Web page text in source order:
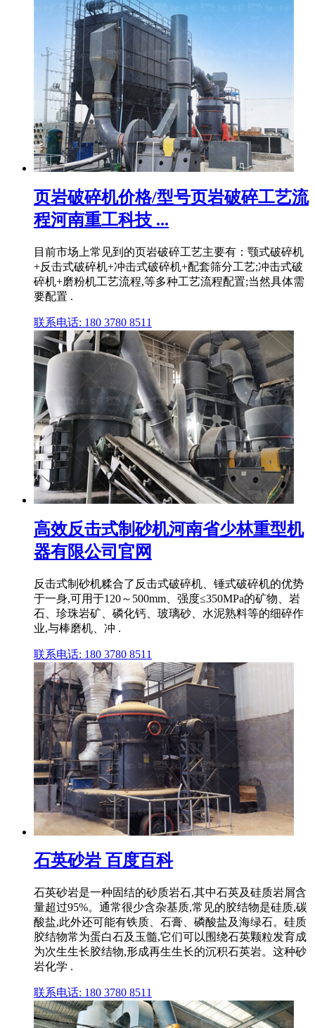
页岩破碎机价格/型号页岩破碎工艺流
程河南重工科技 ...
目前市场上常见到的页岩破碎工艺主要有：颚式破碎机
+反击式破碎机+冲击式破碎机+配套筛分工艺;冲击式破
碎机+磨粉机工艺流程,等多种工艺流程配置;当然具体需
要配置 .
联系电话: 180 3780 8511
高效反击式制砂机河南省少林重型机
器有限公司官网
反击式制砂机糅合了反击式破碎机、锤式破碎机的优势
于一身,可用于120～500mm、强度≤350MPa的矿物、岩
石、珍珠岩矿、磷化钙、玻璃砂、水泥熟料等的细碎作
业,与棒磨机、冲 .
联系电话: 180 3780 8511
石英砂岩 百度百科
石英砂岩是一种固结的砂质岩石,其中石英及硅质岩屑含
量超过95%。通常很少含杂基质,常见的胶结物是硅质,碳
酸盐,此外还可能有铁质、石膏、磷酸盐及海绿石。硅质
胶结物常为蛋白石及玉髓,它们可以围绕石英颗粒发育成
为次生生长胶结物,形成再生生长的沉积石英岩。这种砂
岩化学 .
联系电话: 180 3780 8511